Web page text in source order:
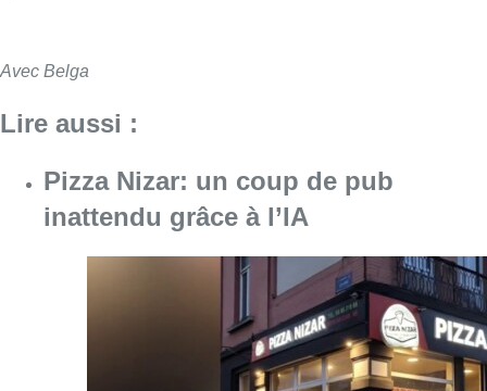
Avec Belga
Lire aussi :
Pizza Nizar: un coup de pub
inattendu grâce à l’IA